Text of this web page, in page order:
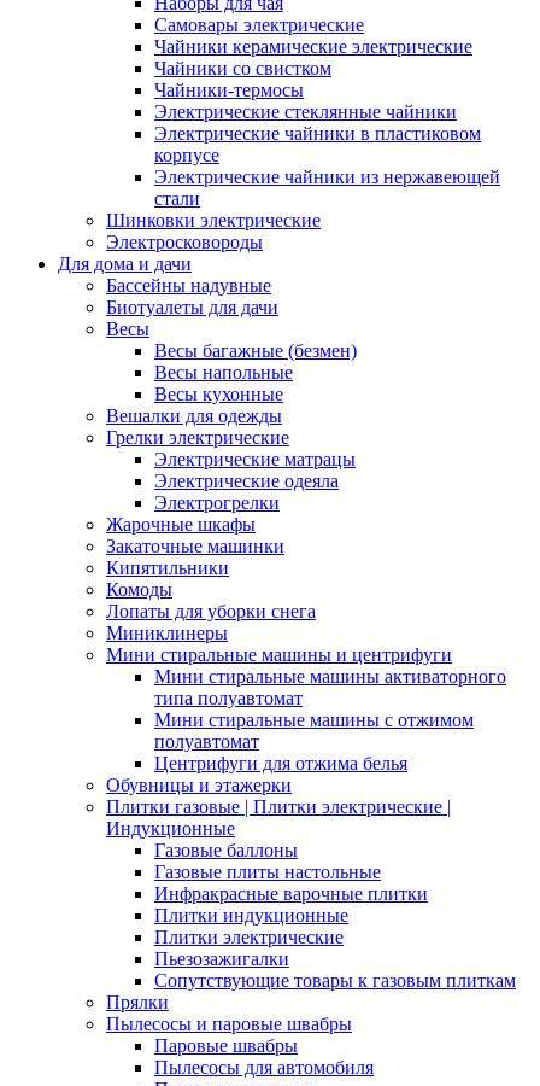
Самовары электрические
Чайники керамические электрические
Чайники со свистком
Чайники-термосы
Электрические стеклянные чайники
Электрические чайники в пластиковом
корпусе
Электрические чайники из нержавеющей
стали
Шинковки электрические
Электросковороды
Для дома и дачи
Бассейны надувные
Биотуалеты для дачи
Весы
Весы багажные (безмен)
Весы напольные
Весы кухонные
Вешалки для одежды
Грелки электрические
Электрические матрацы
Электрические одеяла
Электрогрелки
Жарочные шкафы
Закаточные машинки
Кипятильники
Комоды
Лопаты для уборки снега
Миниклинеры
Мини стиральные машины и центрифуги
Мини стиральные машины активаторного
типа полуавтомат
Мини стиральные машины с отжимом
полуавтомат
Центрифуги для отжима белья
Обувницы и этажерки
Плитки газовые | Плитки электрические |
Индукционные
Газовые баллоны
Газовые плиты настольные
Инфракрасные варочные плитки
Плитки индукционные
Плитки электрические
Пьезозажигалки
Сопутствующие товары к газовым плиткам
Прялки
Пылесосы и паровые швабры
Паровые швабры
Пылесосы для автомобиля